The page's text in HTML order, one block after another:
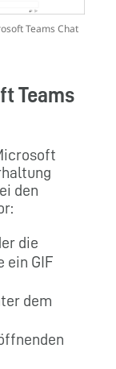
Teams Chat
Teams
den
die
ein GIF
dem